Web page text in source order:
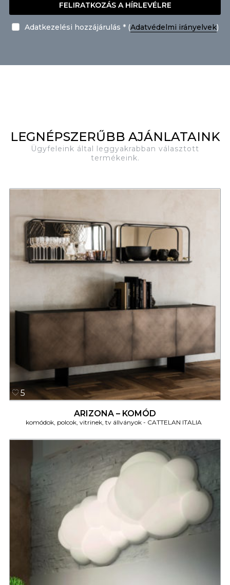
FELIRATKOZÁS A HÍRLEVÉLRE
Adatkezelési hozzájárulás * (Adatvédelmi irányelvek)
LEGNÉPSZERŰBB AJÁNLATAINK
Ügyfeleink által leggyakrabban választott
termékeink.
5
ARIZONA – KOMÓD
komódok, polcok, vitrinek, tv állványok CATTELAN ITALIA